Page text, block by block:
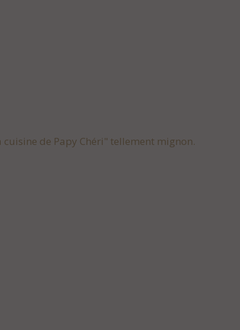
de Papy Chéri" tellement mignon.